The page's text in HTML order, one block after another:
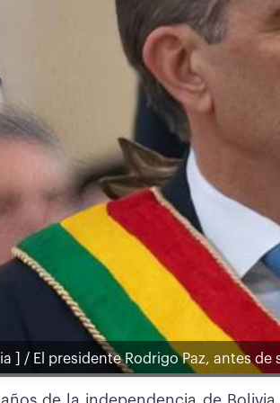
] / El presidente Rodrigo Paz, antes